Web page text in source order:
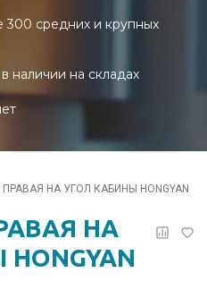
средних и крупных
наличии на складах
НА УГОЛ КАБИНЫ HONGYAN
НА